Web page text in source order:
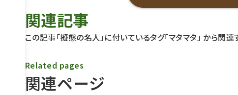
関連記事
この記事「擬態の名人」に付いているタグ「マタマタ」 から関連
関連ページ
Related pages